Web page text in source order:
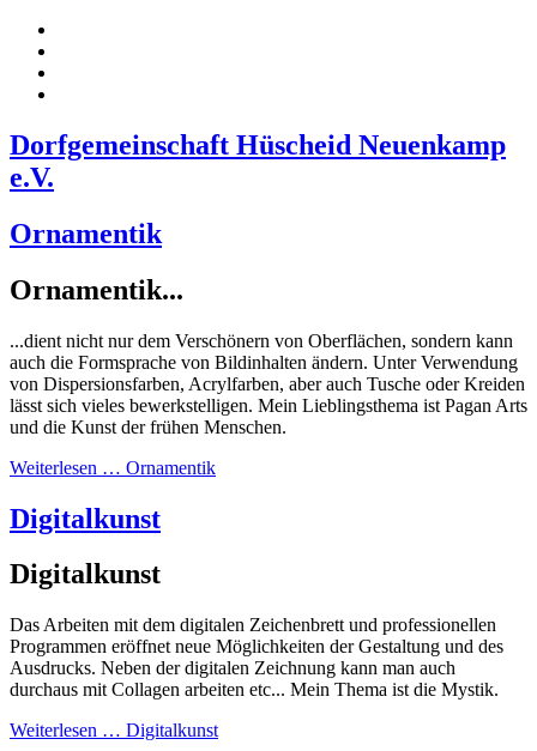
Dorfgemeinschaft Hüscheid Neuenkamp
e.V.
Ornamentik
Ornamentik...
...dient nicht nur dem Verschönern von Oberflächen, sondern kann
auch die Formsprache von Bildinhalten ändern. Unter Verwendung
von Dispersionsfarben, Acrylfarben, aber auch Tusche oder Kreiden
lässt sich vieles bewerkstelligen. Mein Lieblingsthema ist Pagan Arts
und die Kunst der frühen Menschen.
Weiterlesen … Ornamentik
Digitalkunst
Digitalkunst
Das Arbeiten mit dem digitalen Zeichenbrett und professionellen
Programmen eröffnet neue Möglichkeiten der Gestaltung und des
Ausdrucks. Neben der digitalen Zeichnung kann man auch
durchaus mit Collagen arbeiten etc... Mein Thema ist die Mystik.
Weiterlesen … Digitalkunst